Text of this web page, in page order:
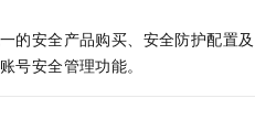
的安全产品购买、安全防护配置及
号安全管理功能。
HappyHorse-1.1-T2V
真实软件的智能体编程平台
搭建 AI 智能体与工作流应用
通过阿里云百炼高效搭建AI应用,助力高效开发
2折
告创作
、视频一站生成，高效打造优质广告素材
络合作计划
息公告
公告
搭 ModelScope